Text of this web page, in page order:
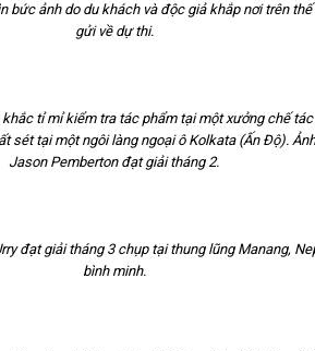
bức ảnh do du khách và độc giả khắp nơi trên
gửi về dự thi.
tỉ mỉ kiểm tra tác phẩm tại một xưởng chế
sét tại một ngôi làng ngoại ô Kolkata (Ấn Độ).
Jason Pemberton đạt giải tháng 2.
đạt giải tháng 3 chụp tại thung lũng Manang,
bình minh.